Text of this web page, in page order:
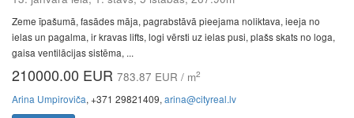
Zeme īpašumā, fasādes māja, pagrabstāvā pieejama noliktava, ieeja no
ielas un pagalma, ir kravas lifts, logi vērsti uz ielas pusi, plašs skats no loga,
gaisa ventilācijas sistēma, ...
210000.00 EUR 783.87 EUR / m2
Arina Umpiroviča, +371 29821409, arina@cityreal.lv